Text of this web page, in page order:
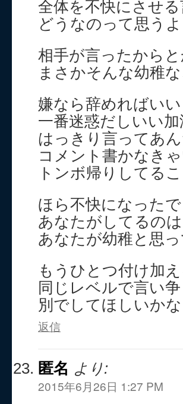
全体を不快にさせる
どうなのって思うよ
相手が言ったから
まさかそんな幼稚
嫌なら辞めればい
一番迷惑だしいい
はっきり言ってあ
コメント書かなきゃ
トンボ帰りしてる
ほら不快になったで
あなたがしてるのは
あなたが幼稚と思
もうひとつ付け加
同じレベルで言い
別でしてほしいかな
返信
匿名 より:
2015年6月26日 1:27 PM